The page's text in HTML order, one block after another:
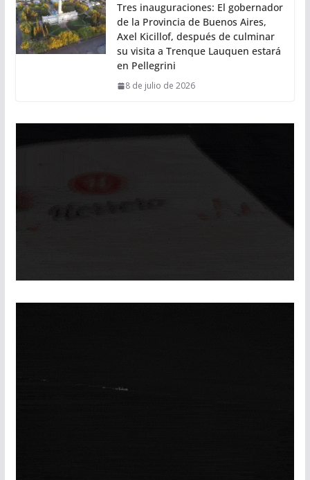
Tres inauguraciones: El gobernador
de la Provincia de Buenos Aires,
Axel Kicillof, después de culminar
su visita a Trenque Lauquen estará
en Pellegrini
8 de julio de 2026